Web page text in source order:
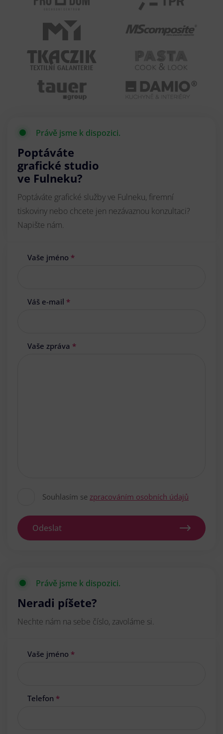
Právě jsme k dispozici.
Poptáváte
grafické studio
ve Fulneku?
Poptáváte grafické služby ve Fulneku, firemní
tiskoviny nebo chcete jen nezávaznou konzultaci?
Napište nám.
Vaše jméno *
Váš e-mail *
Vaše zpráva *
Souhlasím se zpracováním osobních údajů
Odeslat
Právě jsme k dispozici.
Neradi píšete?
Nechte nám na sebe číslo, zavoláme si.
Vaše jméno *
Telefon *